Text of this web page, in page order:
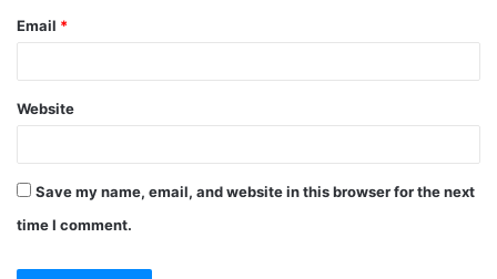
Email *
Website
Save my name, email, and website in this browser for the next
time I comment.